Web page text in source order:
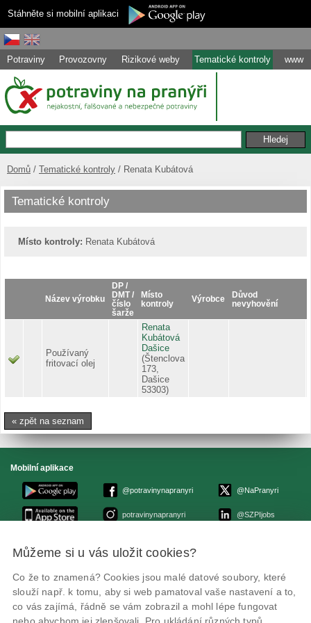
Stáhněte si mobilní aplikaci
Potraviny Provozovny Rizikové weby Tematické kontroly www
Domů Tematické kontroly Renata Kubátová
Tematické kontroly
Místo kontroly: Renata Kubátová
Název výrobku
DP /
DMT /
číslo
šarže
Místo
kontroly
Výrobce
Důvod
nevyhovění
Používaný
fritovací olej
Renata
Kubátová
Dašice
(Štenclova
173,
Dašice
53303)
« zpět na seznam
Mobilní aplikace
@potravinynapranyri
potravinynapranyri
@NaPranyri
@SZPIjobs
© Státní zemědělská a potravinářská inspekce 2026
ID datové schránky: avraiqg
IČO: 75014149, DIČ: CZ75014149
Zásady ochrany soukromí
Nastavení cookies
Můžeme si u vás uložit cookies?
Co že to znamená? Cookies jsou malé datové soubory, které
slouží např. k tomu, aby si web pamatoval vaše nastavení a to,
co vás zajímá, řádně se vám zobrazil a mohl lépe fungovat
nebo abychom jej zlepšovali. Pro ukládání různých typů